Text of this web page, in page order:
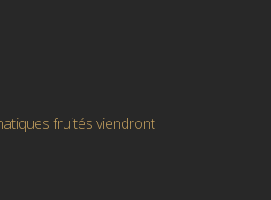
fruités viendront